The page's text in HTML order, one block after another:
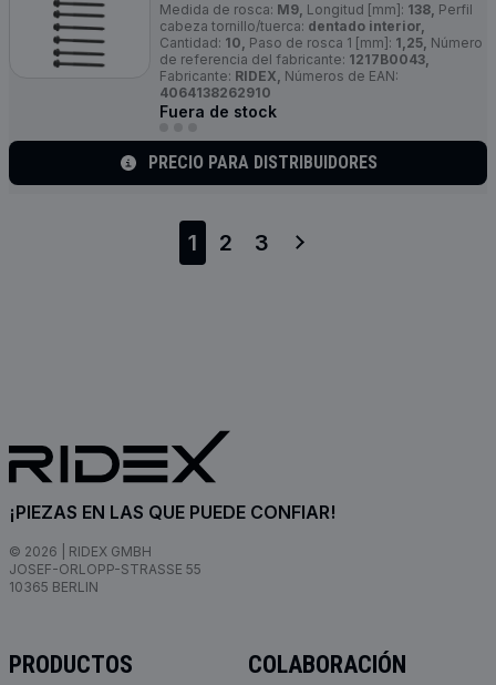
Medida de rosca: M9, Longitud [mm]: 138, Perfil
cabeza tornillo/tuerca: dentado interior,
Cantidad: 10, Paso de rosca 1 [mm]: 1,25, Número
de referencia del fabricante: 1217B0043,
Fabricante: RIDEX, Números de EAN:
4064138262910
Fuera de stock
PRECIO PARA DISTRIBUIDORES
1 2 3
¡PIEZAS EN LAS QUE PUEDE CONFIAR!
© 2026 | RIDEX GMBH
JOSEF-ORLOPP-STRASSE 55
10365 BERLIN
PRODUCTOS COLABORACIÓN